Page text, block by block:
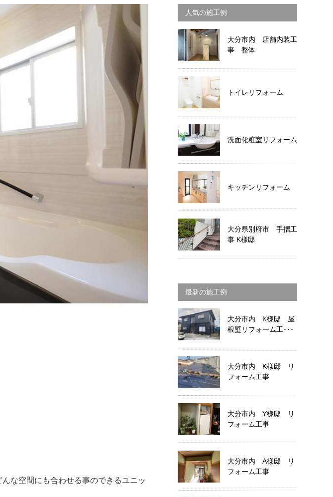
な空間にも合わせる事のできるユニッ
人気の施工例
大分市内 店舗内装工
事 整体
トイレリフォーム
洗面化粧室リフォーム
キッチンリフォーム
大分県別府市 手摺工
事 K様邸
最新の施工例
大分市内 K様邸 屋
根壁リフォーム工･･･
大分市内 K様邸 リ
フォーム工事
大分市内 Y様邸 リ
フォーム工事
大分市内 A様邸 リ
フォーム工事